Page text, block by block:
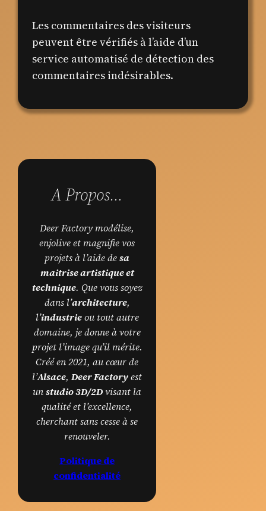
Les commentaires des visiteurs
peuvent être vérifiés à l’aide d’un
service automatisé de détection des
commentaires indésirables.
A Propos…
Deer Factory modélise,
enjolive et magnifie vos
projets à l’aide desa
maitrise artistique et
technique. Que vous soyez
dans l’architecture,
l’industrieou tout autre
domaine, je donne à votre
projet l’image qu’il mérite.
Créé en 2021, au cœur de
l’Alsace,Deer Factoryest
unstudio 3D/2Dvisant la
qualité et l’excellence,
cherchant sans cesse à se
renouveler.
Politique de
confidentialité